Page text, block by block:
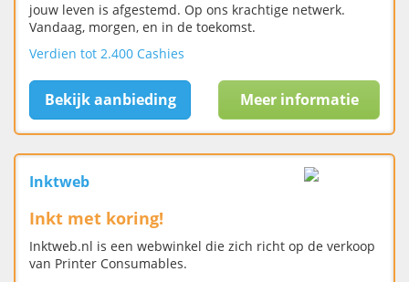
jouw leven is afgestemd. Op ons krachtige netwerk.
Vandaag, morgen, en in de toekomst.
Verdien tot 2.400 Cashies
Bekijk aanbieding Meer informatie
Inktweb
Inkt met koring!
Inktweb.nl is een webwinkel die zich richt op de verkoop
van Printer Consumables.